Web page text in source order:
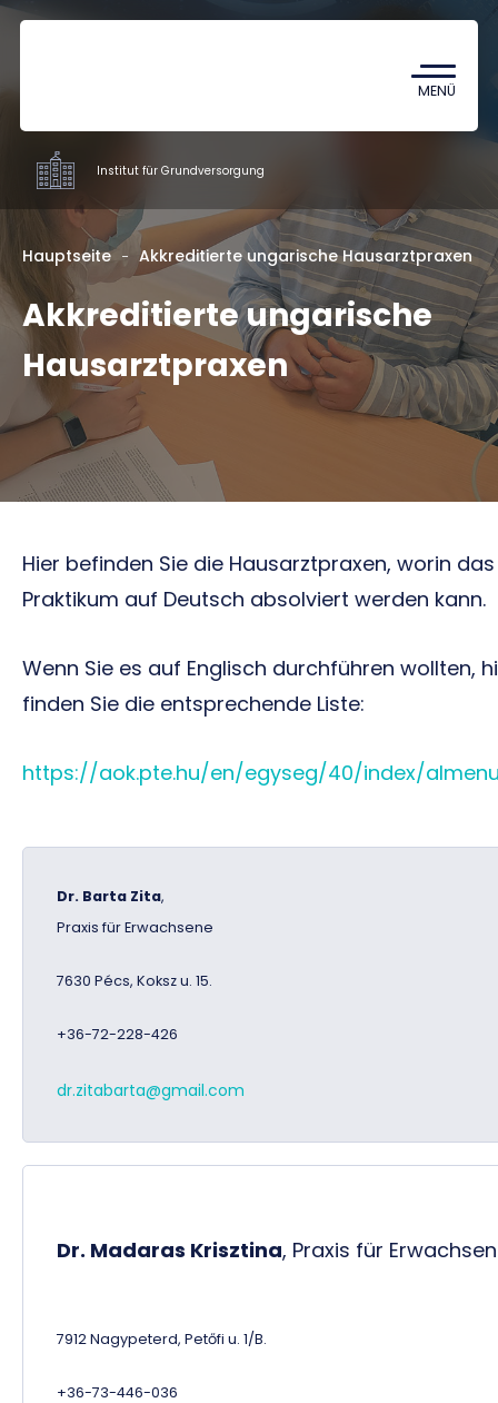
MENÜ
Coronavirus
Institute
Ausbildung
Forschung
Mitarbeiter
Kontakt
Nyelv
Institut für Grundversorgung
Hauptseite Akkreditierte ungarische Hausarztpraxen
Akkreditierte ungarische
Hausarztpraxen
Hier befinden Sie die Hausarztpraxen, worin das
Praktikum auf Deutsch absolviert werden kann.
Wenn Sie es auf Englisch durchführen wollten,
finden Sie die entsprechende Liste:
https://aok.pte.hu/en/egyseg/40/index/
Dr. Barta Zita,
Praxis für Erwachsene
7630 Pécs, Koksz u. 15.
+36-72-228-426
dr.zitabarta@gmail.com
Dr. Madaras Krisztina, Praxis für
7912 Nagypeterd, Petőfi u. 1/B.
+36-73-446-036